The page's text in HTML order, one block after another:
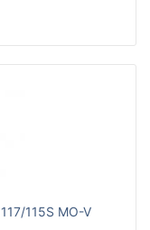
115S MO-V